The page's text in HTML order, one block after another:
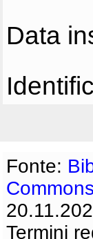
Data
Fonte:
Termini